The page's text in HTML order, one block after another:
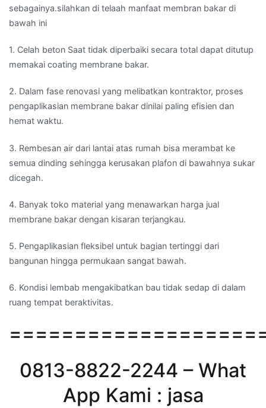
sebagainya.silahkan di telaah manfaat membran bakar di
bawah ini
1. Celah beton Saat tidak diperbaiki secara total dapat ditutup
memakai coating membrane bakar.
2. Dalam fase renovasi yang melibatkan kontraktor, proses
pengaplikasian membrane bakar dinilai paling efisien dan
hemat waktu.
3. Rembesan air dari lantai atas rumah bisa merambat ke
semua dinding sehingga kerusakan plafon di bawahnya sukar
dicegah.
4. Banyak toko material yang menawarkan harga jual
membrane bakar dengan kisaran terjangkau.
5. Pengaplikasian fleksibel untuk bagian tertinggi dari
bangunan hingga permukaan sangat bawah.
6. Kondisi lembab mengakibatkan bau tidak sedap di dalam
ruang tempat beraktivitas.
0813-8822-2244 – What
App Kami : jasa